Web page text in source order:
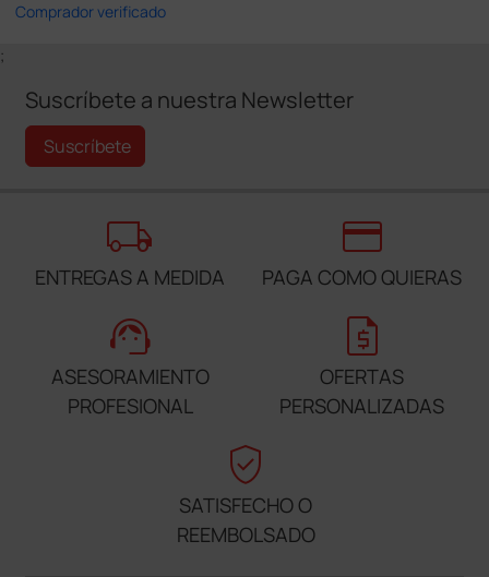
Comprador verificado
;
Suscríbete a nuestra Newsletter
Suscríbete
local_shipping
ENTREGAS A MEDIDA
credit_card
PAGA COMO QUIERAS
support_agent
ASESORAMIENTO
PROFESIONAL
request_quote
OFERTAS
PERSONALIZADAS
verified_user
SATISFECHO O
REEMBOLSADO